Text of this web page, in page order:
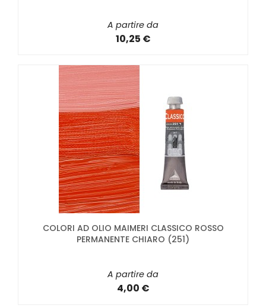
A partire da
10,25 €
COLORI AD OLIO MAIMERI CLASSICO ROSSO
PERMANENTE CHIARO (251)
A partire da
4,00 €